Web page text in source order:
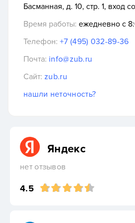
Басманная, д. 10, стр. 1, вход
Время работы: ежедневно с
Телефон: +7 (495) 032-89-36
Почта: info@zub.ru
Сайт: zub.ru
нашли неточность?
Яндекс
нет отзывов
4.5